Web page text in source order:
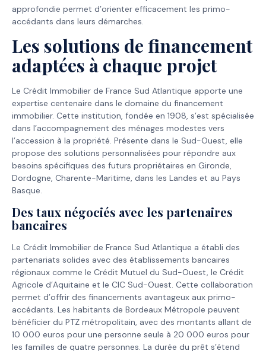
approfondie permet d’orienter efficacement les primo-
accédants dans leurs démarches.
Les solutions de financement
adaptées à chaque projet
Le Crédit Immobilier de France Sud Atlantique apporte une
expertise centenaire dans le domaine du financement
immobilier. Cette institution, fondée en 1908, s’est spécialisée
dans l’accompagnement des ménages modestes vers
l’accession à la propriété. Présente dans le Sud-Ouest, elle
propose des solutions personnalisées pour répondre aux
besoins spécifiques des futurs propriétaires en Gironde,
Dordogne, Charente-Maritime, dans les Landes et au Pays
Basque.
Des taux négociés avec les partenaires
bancaires
Le Crédit Immobilier de France Sud Atlantique a établi des
partenariats solides avec des établissements bancaires
régionaux comme le Crédit Mutuel du Sud-Ouest, le Crédit
Agricole d’Aquitaine et le CIC Sud-Ouest. Cette collaboration
permet d’offrir des financements avantageux aux primo-
accédants. Les habitants de Bordeaux Métropole peuvent
bénéficier du PTZ métropolitain, avec des montants allant de
10 000 euros pour une personne seule à 20 000 euros pour
les familles de quatre personnes. La durée du prêt s’étend